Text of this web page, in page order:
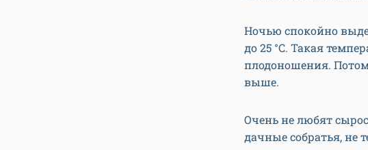
Ночью спокойно
до 25 °С. Такая
плодоношения.
выше.
Очень не любят
дачные собратья, не